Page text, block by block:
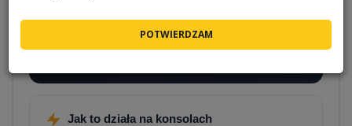
dostarczymy jego kartę prosto na Twoje konto.
Zamiast godzin spędzonych na rynku transferowym
Jak to działa na konsolach